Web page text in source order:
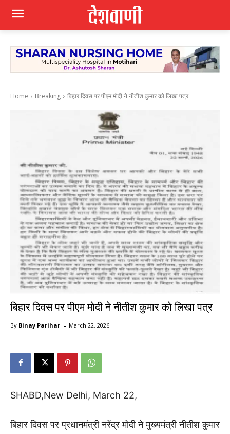
Home Breaking बिहार दिवस पर पीएम मोदी ने नीतीश कुमार को लिखा पत्र
बिहार दिवस पर पीएम मोदी ने नीतीश कुमार को लिखा पत्र
By Binay Parihar - March 22, 2026
SHABD,New Delhi, March 22,
बिहार दिवस पर प्रधानमंत्री नरेंद्र मोदी ने मुख्यमंत्री नीतीश कुमार